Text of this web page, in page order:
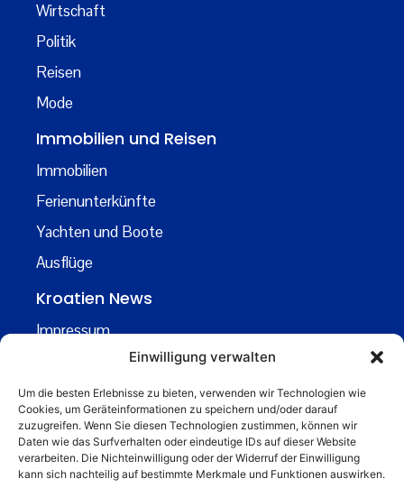
Einwilligung verwalten
Um die besten Erlebnisse zu bieten, verwenden wir Technologien wie
Cookies, um Geräteinformationen zu speichern und/oder darauf
zuzugreifen. Wenn Sie diesen Technologien zustimmen, können wir
Daten wie das Surfverhalten oder eindeutige IDs auf dieser Website
verarbeiten. Die Nichteinwilligung oder der Widerruf der Einwilligung
kann sich nachteilig auf bestimmte Merkmale und Funktionen auswirken.
Wirtschaft
Politik
Reisen
Mode
Immobilien und Reisen
Immobilien
Ferienunterkünfte
Yachten und Boote
Ausflüge
Kroatien News
Impressum
Kontakt
Über uns
Business